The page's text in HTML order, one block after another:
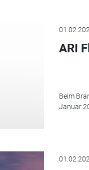
ARI
Beim
Januar